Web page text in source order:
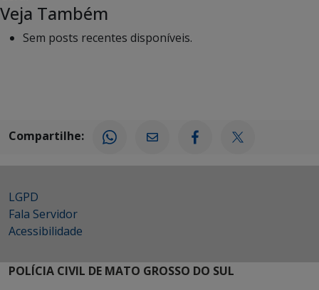
Veja Também
Sem posts recentes disponíveis.
Compartilhe:
LGPD
Fala Servidor
Acessibilidade
POLÍCIA CIVIL DE MATO GROSSO DO SUL